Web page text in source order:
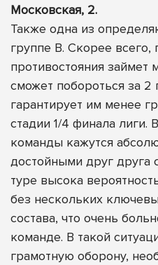
Московская, 2.
Также одна из
группе B. Скорее всего,
противостояния займет
сможет побороться за 2
гарантирует им менее
стадии 1/4 финала лиги.
команды кажутся
достойными друг друга
туре высока
без нескольких
состава, что очень
команде. В такой
грамотную оборону,